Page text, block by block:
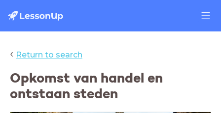
‹ Return to search
Opkomst van handel en
ontstaan steden